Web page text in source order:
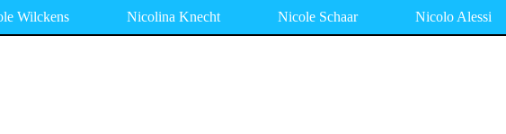
Wilckens Nicolina Knecht Nicole Schaar Nicolo Alessi